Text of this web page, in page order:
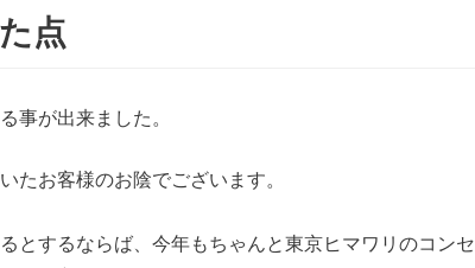
点
事が出来ました。
たお客様のお陰でございます。
とするならば、今年もちゃんと東京ヒマワリのコンセ